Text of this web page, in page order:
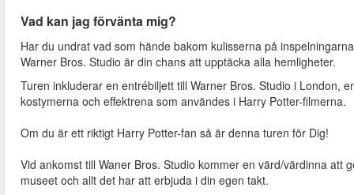
Vad kan jag förvänta mig?
Har du undrat vad som hände bakom kulisserna på
Warner Bros. Studio är din chans att upptäcka alla hemligheter.
Turen inkluderar en entrébiljett till Warner Bros. Studio i London,
kostymerna och effektrena som användes i Harry Potter-filmerna.
Om du är ett riktigt Harry Potter-fan så är denna turen för Dig!
Vid ankomst till Waner Bros. Studio kommer en värd/värdinna att
museet och allt det har att erbjuda i din egen takt.